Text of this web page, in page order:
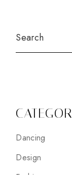
Dancing
Design